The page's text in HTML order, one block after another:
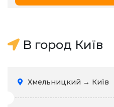
В город Київ
Хмельницкий → Київ